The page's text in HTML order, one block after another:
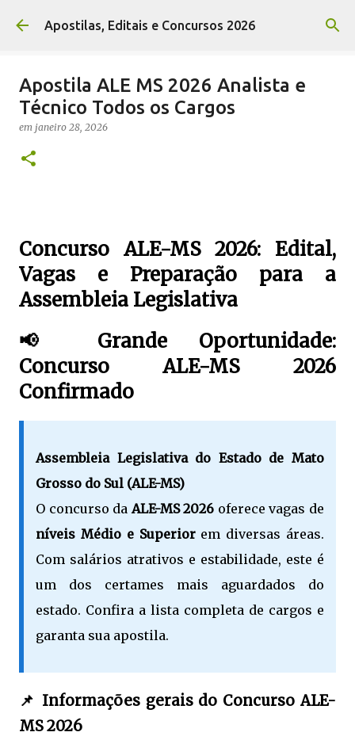
Pular para o conteúdo principal
Apostilas, Editais e Concursos 2026
Apostila ALE MS 2026 Analista e
Técnico Todos os Cargos
em janeiro 28, 2026
Concurso ALE-MS 2026: Edital,
Vagas e Preparação para a
Assembleia Legislativa
📢 Grande Oportunidade:
Concurso ALE-MS 2026
Confirmado
Assembleia Legislativa do Estado de Mato
Grosso do Sul (ALE-MS)
O concurso da ALE-MS 2026 oferece vagas de
níveis Médio e Superiorem diversas áreas.
Com salários atrativos e estabilidade, este é
um dos certames mais aguardados do
estado. Confira a lista completa de cargos e
garanta sua apostila.
📌 Informações gerais do Concurso ALE-
MS 2026